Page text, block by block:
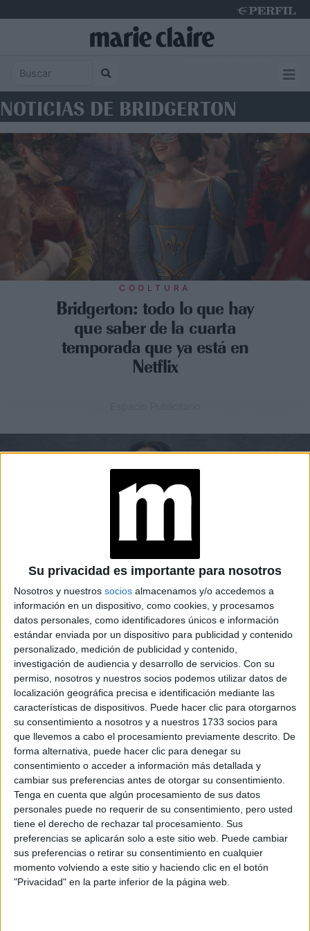
Su privacidad es importante para nosotros
Nosotros y nuestros socios almacenamos y/o accedemos a
información en un dispositivo, como cookies, y procesamos
datos personales, como identificadores únicos e información
estándar enviada por un dispositivo para publicidad y contenido
personalizado, medición de publicidad y contenido,
investigación de audiencia y desarrollo de servicios. Con su
permiso, nosotros y nuestros socios podemos utilizar datos de
localización geográfica precisa e identificación mediante las
características de dispositivos. Puede hacer clic para otorgarnos
su consentimiento a nosotros y a nuestros 1733 socios para
que llevemos a cabo el procesamiento previamente descrito. De
forma alternativa, puede hacer clic para denegar su
consentimiento o acceder a información más detallada y
cambiar sus preferencias antes de otorgar su consentimiento.
Tenga en cuenta que algún procesamiento de sus datos
personales puede no requerir de su consentimiento, pero usted
tiene el derecho de rechazar tal procesamiento. Sus
preferencias se aplicarán solo a este sitio web. Puede cambiar
sus preferencias o retirar su consentimiento en cualquier
momento volviendo a este sitio y haciendo clic en el botón
"Privacidad" en la parte inferior de la página web.
NOTICIAS DE BRIDGERTON
COOLTURA
Bridgerton: todo lo que hay
que saber de la cuarta
temporada que ya está en
Netflix
ENTREVISTA29-01-2026 04:29
Yerin Ha, el nuevo secreto de
Bridgerton (Netflix): "Crecí sin verme
representada en las historias de
amor"
La actriz coreano-australiana será Sophie Baek en la
cuarta temporada de la serie de Netflix, Bridgerton. Aquí,
habla sobre identidad, representación, vulnerabilidad y el
peso, además del orgullo,de protagonizar una de las
historias de amor más esperadas del año.